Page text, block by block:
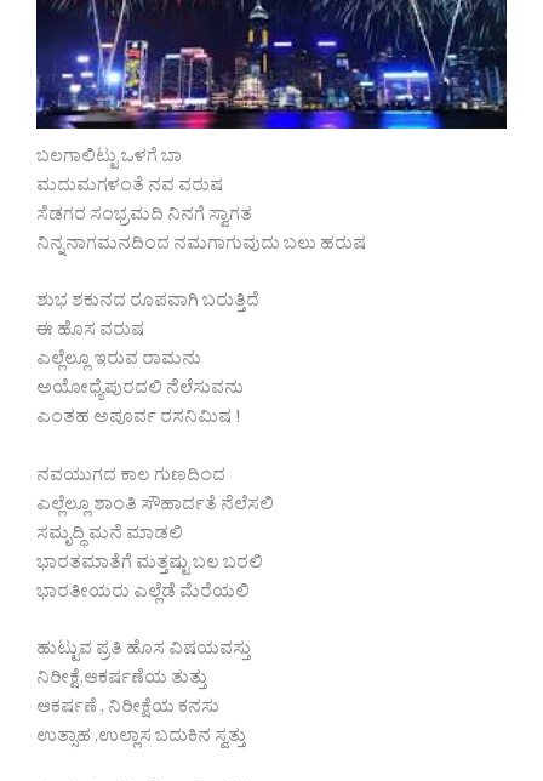
ಬಲಗಾಲಿಟ್ಟು ಒಳಗೆ ಬಾ
ಮದುಮಗಳಂತೆ ನವ ವರುಷ
ಸೆಡಗರ ಸಂಭ್ರಮದಿ ನಿನಗೆ ಸ್ವಾಗತ
ನಿನ್ನನಾಗಮನದಿಂದ ನಮಗಾಗುವುದು ಬಲು ಹರುಷ
ಶುಭ ಶಕುನದ ರೂಪವಾಗಿ ಬರುತ್ತಿದೆ
ಈ ಹೊಸ ವರುಷ
ಎಲ್ಲೆಲ್ಲೂ ಇರುವ ರಾಮನು
ಅಯೋಧ್ಯೆಪುರದಲಿ ನೆಲೆಸುವನು
ಎಂತಹ ಅಪೂರ್ವ ರಸನಿಮಿಷ !
ನವಯುಗದ ಕಾಲ ಗುಣದಿಂದ
ಎಲ್ಲೆಲ್ಲೂ ಶಾಂತಿ ಸೌಹಾರ್ದತೆ ನೆಲೆಸಲಿ
ಸಮೃದ್ಧಿ ಮನೆ ಮಾಡಲಿ
ಭಾರತಮಾತೆಗೆ ಮತ್ತಷ್ಟು ಬಲ ಬರಲಿ
ಭಾರತೀಯರು ಎಲ್ಲೆಡೆ ಮೆರೆಯಲಿ
ಹುಟ್ಟುವ ಪ್ರತಿ ಹೊಸ ವಿಷಯವಸ್ತು
ನಿರೀಕ್ಷೆ,ಆಕರ್ಷಣೆಯ ತುತ್ತು
ಆಕರ್ಷಣೆ , ನಿರೀಕ್ಷೆಯ ಕನಸು
ಉತ್ಸಾಹ ,ಉಲ್ಲಾಸ ಬದುಕಿನ ಸ್ವತ್ತು